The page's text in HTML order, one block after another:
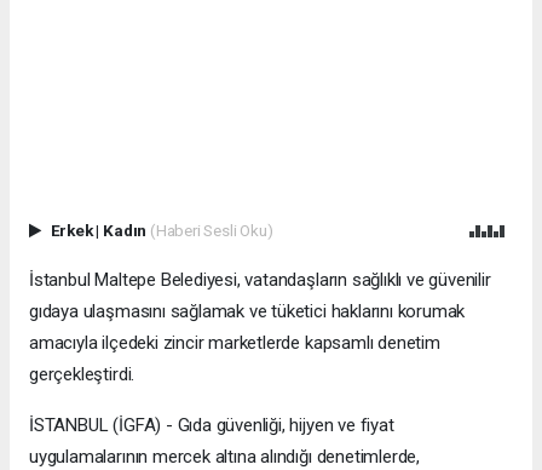
Erkek| Kadın (Haberi Sesli Oku)
İstanbul Maltepe Belediyesi, vatandaşların sağlıklı ve güvenilir
gıdaya ulaşmasını sağlamak ve tüketici haklarını korumak
amacıyla ilçedeki zincir marketlerde kapsamlı denetim
gerçekleştirdi.
İSTANBUL (İGFA) - Gıda güvenliği, hijyen ve fiyat
uygulamalarının mercek altına alındığı denetimlerde,